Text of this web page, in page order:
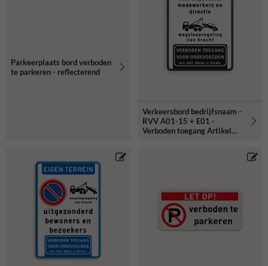
Parkeerplaats bord verboden
te parkeren - reflecterend
Verkeersbord bedrijfsnaam -
RVV A01-15 + E01 -
Verboden toegang Artikel